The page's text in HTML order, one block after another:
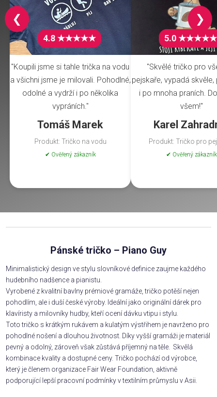
4.8 ★★★★★
"Koupili jsme si tahle trička na vodu
a všichni jsme je milovali. Pohodlné,
odolné a vydrží i po několika
vypráních."
Tomáš Marek
Produkt: Tričko na vodu
✔ Ověřený zákazník
5.0 ★★★★★
"Skvělé tričko pro
pejskaře, vypadá
i po mnoha praních.
všem!"
Karel
Produkt: Tričko pro
✔ Ověřený zákazník
❮ ❯
Pánské tričko – Piano Guy
Minimalistický design ve stylu slovníkové definice zaujme každého
hudebního nadšence a pianistu.
Vyrobené z kvalitní bavlny prémiové gramáže, tričko potěší nejen
pohodlím, ale i duší české výroby. Ideální jako originální dárek pro
klavíristy a milovníky hudby, kteří ocení dávku vtipu i stylu.
Toto tričko s krátkým rukávem a kulatým výstřihem je navrženo pro
pohodlné nošení a dlouhou životnost. Díky vyšší gramáži je materiál
pevný a odolný, zároveň však zůstává příjemný na těle. Skvělá
kombinace kvality a dostupné ceny. Tričko pochází od výrobce,
který je členem organizace Fair Wear Foundation, aktivně
podporující lepší pracovní podmínky v textilním průmyslu v Asii.